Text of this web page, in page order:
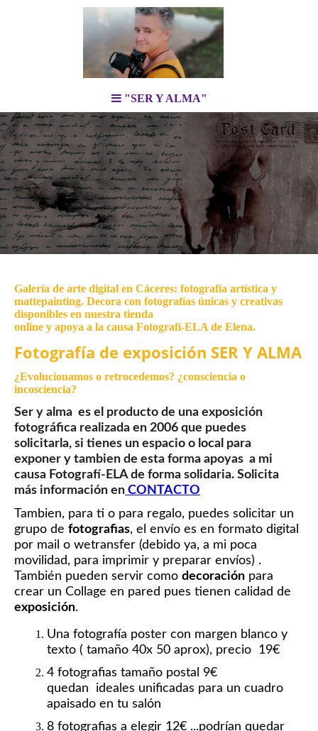
"SER Y ALMA"
Galería de arte digital en Cáceres: fotografía artística y
mattepainting. Decora con fotografías únicas y creativas
disponibles en nuestra tienda
online y apoya a la causa Fotografí-ELA de Elena.
Fotografía de exposición SER Y ALMA
¿Evolucionamos o retrocedemos? ¿consciencia o
incosciencia?
Ser y alma es el producto de una exposición
fotográfica realizada en 2006 que puedes
solicitarla, si tienes un espacio o local para
exponer y tambien de esta forma apoyas a mi
causa Fotografí-ELA de forma solidaria. Solicita
más información en CONTACTO
Tambien, para ti o para regalo, puedes solicitar un
grupo de fotografias, el envío es en formato digital
por mail o wetransfer (debido ya, a mi poca
movilidad, para imprimir y preparar envíos) .
También pueden servir como decoración para
crear un Collage en pared pues tienen calidad de
exposición.
Una fotografía poster con margen blanco y
texto ( tamaño 40x 50 aprox), precio 19€
4 fotografias tamaño postal 9€
quedan ideales unificadas para un cuadro
apaisado en tu salón
8 fotografias a elegir 12€ ...podrían quedar